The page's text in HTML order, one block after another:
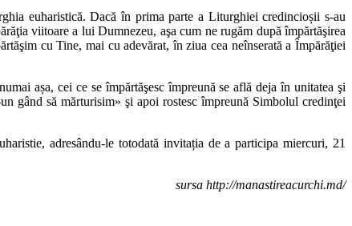
euharistică. Dacă în prima parte a Liturghiei credincioșii s-au
viitoare a lui Dumnezeu, aşa cum ne rugăm după împărtăşirea
cu Tine, mai cu adevărat, în ziua cea neînserată a Împărăţiei
așa, cei ce se împărtăşesc împreună se află deja în unitatea şi
gând să mărturisim» şi apoi rostesc împreună Simbolul credinţei
adresându-le totodată invitația de a participa miercuri, 21
sursa http://manastireacurchi.md/